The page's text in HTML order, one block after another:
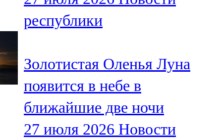
республики
Золотистая Оленья Луна
появится в небе в
ближайшие две ночи
27 июля 2026 Новости